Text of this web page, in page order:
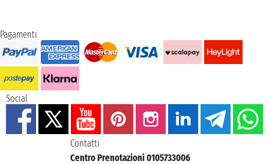
Pagamenti
Social
Contatti
Centro Prenotazioni 0105733006